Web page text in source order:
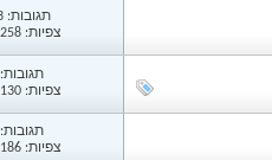
תגובות: 13
צפיות: 1,258
תגובות: 2
צפיות: 1,130
תגובות: 5
צפיות: 1,186